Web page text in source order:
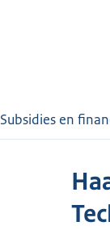
Subsidies en